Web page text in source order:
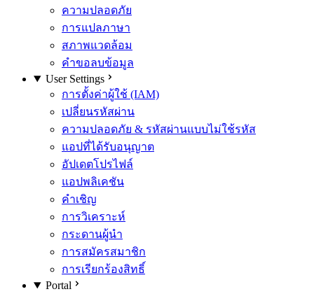
ความปลอดภัย
การแปลภาษา
สภาพแวดล้อม
คำขอลบข้อมูล
User Settings
การตั้งค่าผู้ใช้ (IAM)
เปลี่ยนรหัสผ่าน
ความปลอดภัย & รหัสผ่านแบบไม่ใช้รหัส
แอปที่ได้รับอนุญาต
อัปเดตโปรไฟล์
แอปพลิเคชัน
คำเชิญ
การวิเคราะห์
กระดานผู้นำ
การสมัครสมาชิก
การเรียกร้องสิทธิ์
Portal